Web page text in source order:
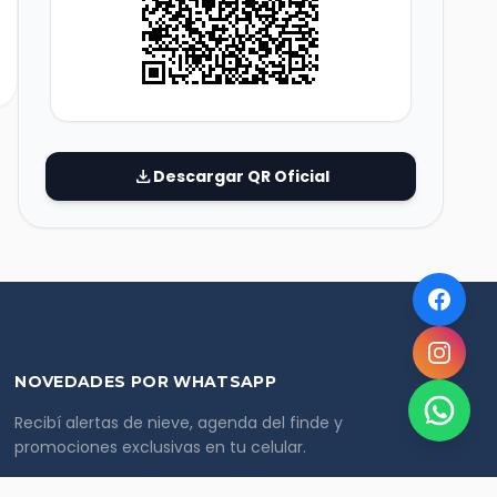
downloadDescargar QR Oficial
NOVEDADES POR WHATSAPP
Recibí alertas de nieve, agenda del finde y
promociones exclusivas en tu celular.